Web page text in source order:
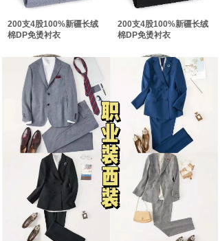
200支4股100%新疆长绒
棉DP免烫衬衣
200支4股100%新疆长绒
棉DP免烫衬衣
羽绒蛋白纤维羊绒免烫衬
羽绒蛋白纤维羊绒免烫衬
衣